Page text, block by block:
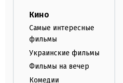
Кино
Самые интересные
фильмы
Украинские фильмы
Фильмы на вечер
Комедии